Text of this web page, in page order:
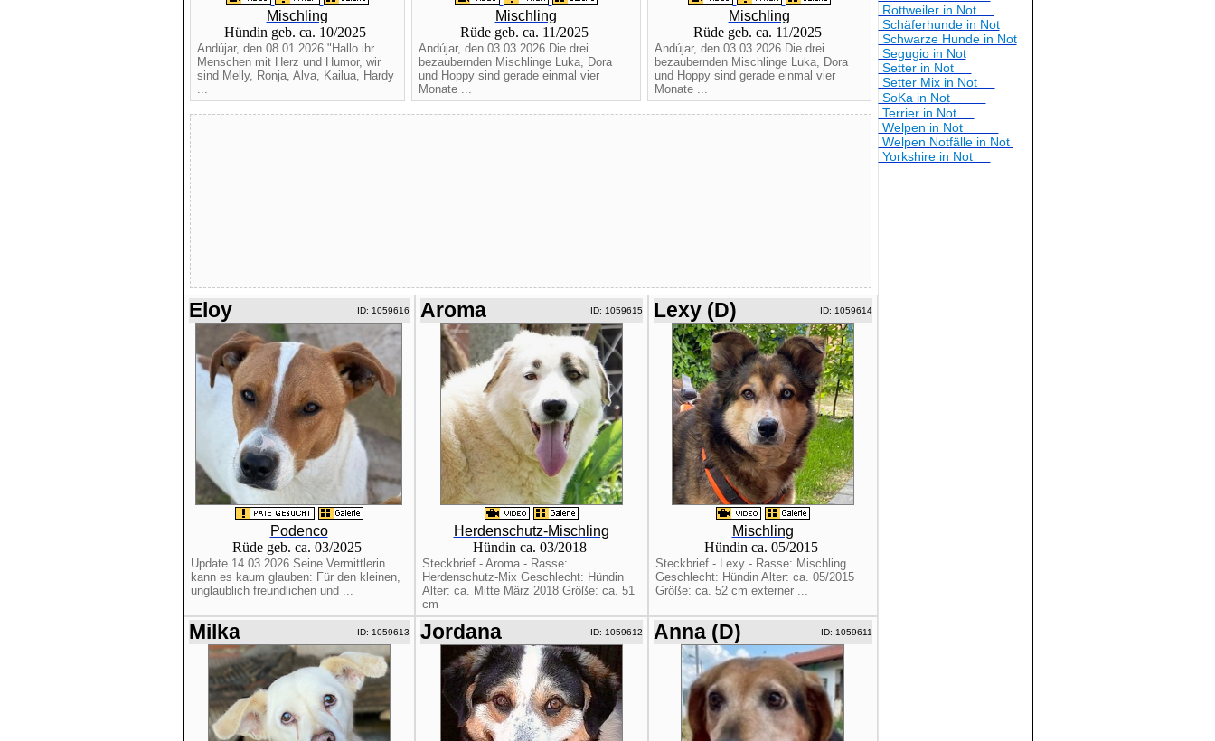
Mischling
Hündin geb. ca. 10/2025
Andújar, den 08.01.2026 "Hallo ihr
Menschen mit Herz und Humor, wir
sind Melly, Ronja, Alva, Kailua, Hardy
...
Mischling
Rüde geb. ca. 11/2025
Andújar, den 03.03.2026 Die drei
bezaubernden Mischlinge Luka, Dora
und Hoppy sind gerade einmal vier
Monate ...
Mischling
Rüde geb. ca. 11/2025
Andújar, den 03.03.2026 Die drei
bezaubernden Mischlinge Luka, Dora
und Hoppy sind gerade einmal vier
Monate ...
Eloy ID: 1059616
Podenco
Rüde geb. ca. 03/2025
Update 14.03.2026 Seine Vermittlerin
kann es kaum glauben: Für den kleinen,
unglaublich freundlichen und ...
Aroma ID: 1059615
Herdenschutz-Mischling
Hündin ca. 03/2018
Steckbrief - Aroma - Rasse:
Herdenschutz-Mix Geschlecht: Hündin
Alter: ca. Mitte März 2018 Größe: ca. 51
cm
Lexy (D) ID: 1059614
Mischling
Hündin ca. 05/2015
Steckbrief - Lexy - Rasse: Mischling
Geschlecht: Hündin Alter: ca. 05/2015
Größe: ca. 52 cm externer ...
Milka ID: 1059613 Jordana ID: 1059612 Anna (D) ID: 1059611
Rottweiler in Not
Schäferhunde in Not
Schwarze Hunde in Not
Segugio in Not
Setter in Not
Setter Mix in Not
SoKa in Not
Terrier in Not
Welpen in Not
Welpen Notfälle in Not
Yorkshire in Not